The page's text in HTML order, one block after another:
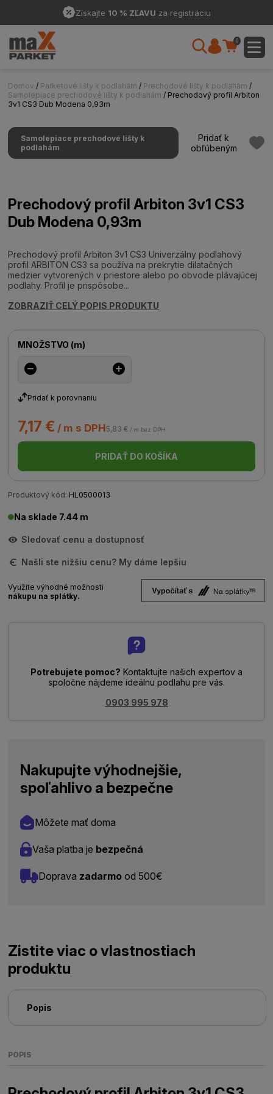
Získajte 10 % ZĽAVU za registráciu
0
Domov / Parketové lišty k podlahám / Prechodové lišty k podlahám /
Samolepiace prechodové lišty k podlahám / Prechodový profil Arbiton
3v1 CS3 Dub Modena 0,93m
Samolepiace prechodové lišty k
podlahám
Pridať k
obľúbeným
Prechodový profil Arbiton 3v1 CS3
Dub Modena 0,93m
Prechodový profil Arbiton 3v1 CS3 Univerzálny podlahový
profil ARBITON CS3 sa používa na prekrytie dilatačných
medzier vytvorených v priestore alebo po obvode plávajúcej
podlahy. Profil je prispôsobe...
ZOBRAZIŤ CELÝ POPIS PRODUKTU
MNOŽSTVO (m)
Pridať k porovnaniu
7,17 € / m s DPH5,83 € / m bez DPH
PRIDAŤ DO KOŠÍKA
Produktový kód: HL0500013
Na sklade 7.44 m
Sledovať cenu a dostupnosť
Našli ste nižšiu cenu? My dáme lepšiu
Využite výhodné možnosti
nákupu na splátky.
Potrebujete pomoc? Kontaktujte našich expertov a
spoločne nájdeme ideálnu podlahu pre vás.
0903 995 978
Nakupujte výhodnejšie,
spoľahlivo a bezpečne
Môžete mať doma
Vaša platba je bezpečná
Doprava zadarmo od 500€
Zistite viac o vlastnostiach
produktu
Popis
POPIS